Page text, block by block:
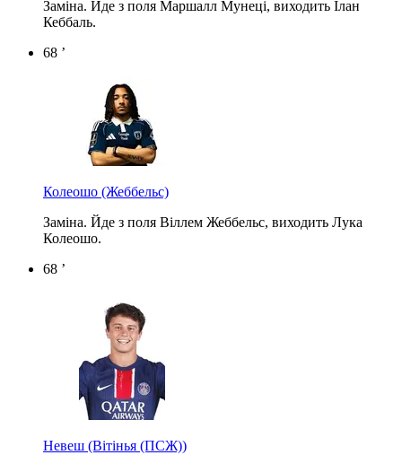
Заміна. Йде з поля Маршалл Мунеці, виходить Ілан
Кеббаль.
68 ’
Колеошо (Жеббельс)
Заміна. Йде з поля Віллем Жеббельс, виходить Лука
Колеошо.
68 ’
Невеш (Вітінья (ПСЖ))